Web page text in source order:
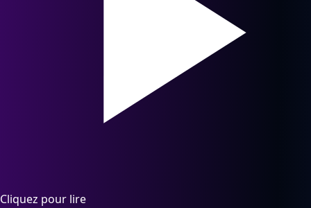
Cliquez pour lire